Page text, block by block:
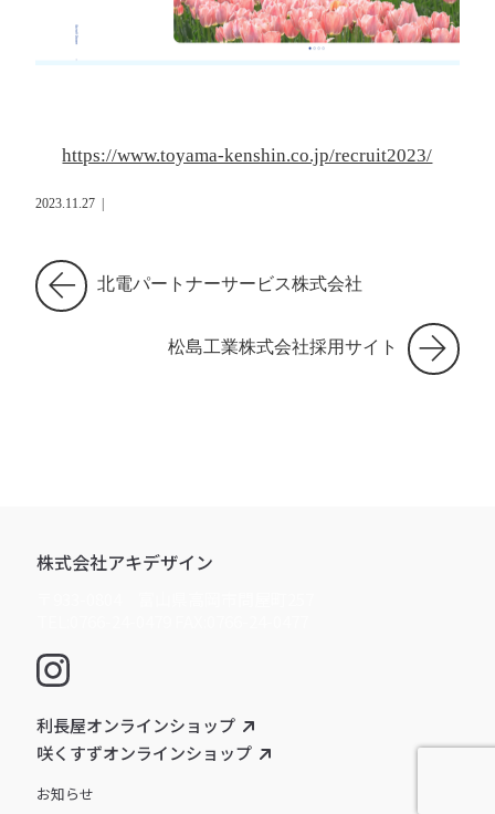
https://www.toyama-kenshin.co.jp/recruit2023/
2023.11.27
北電パートナーサービス株式会社
松島工業株式会社採用サイト
株式会社アキデザイン
利長屋オンラインショップ
咲くすずオンラインショップ
お知らせ